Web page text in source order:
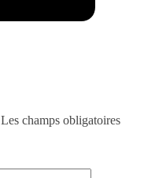
Les champs obligatoires